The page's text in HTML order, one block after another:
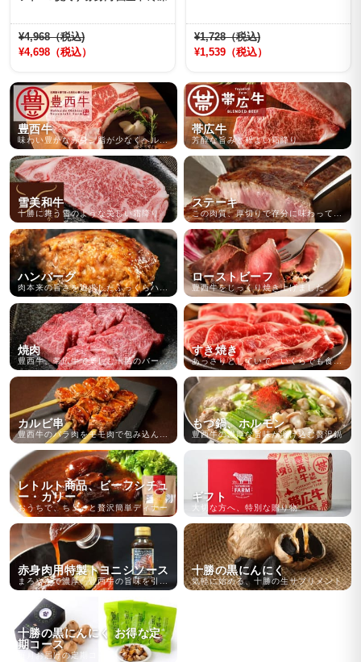
¥4,968（税込)
¥4,698（税込）
¥1,728（税込)
¥1,539（税込）
豊西牛
味わい豊かな赤身、脂が少なくヘルシー、それでいて旨味に満ちた味わい
帯広牛
芳醇な旨みと程よい霜降り
雪美和牛
十勝に舞う雪のような美しい霜降り
ステーキ
この肉質、厚切りで存分に味わってください
ハンバーグ ローストビーフ
豊西牛をじっくり焼き上げました。
焼肉
豊西牛、帯広牛で楽しむ十勝のバーベキューをどうぞ
すき焼き
あっさりとしていて、いくらでも食べられます。
カルビ串 もつ鍋、ホルモン
豊西牛の濃厚な旨味が溶け込む贅沢鍋
レトルト商品、ビーフシチュ
ー・カリー
おうちで、ちょっと贅沢簡単ディナー
ギフト
大切な方へ、特別な贈り物
赤身肉用特製トヨニシソース
まろやかで濃厚、豊西牛の旨味を引き立たせます
十勝の黒にんにく
気軽に始める、十勝の生サプリメント
十勝の黒にんにく お得な定
期コース
毎月お届けの定期コース